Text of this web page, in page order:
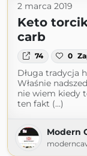
2 marca 2019
Keto
carb
74 0
Długa tradycja
Właśnie
nie wiem kiedy
ten fakt (...)
Modern